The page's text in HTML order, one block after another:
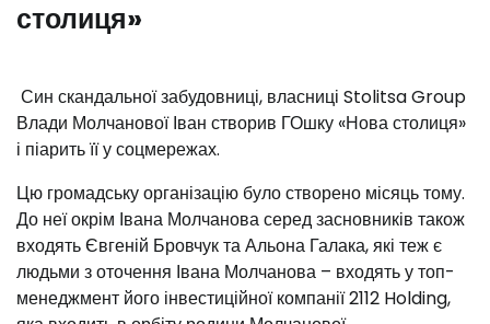
столиця»
️ Син скандальної забудовниці, власниці Stolitsa Group
Влади Молчанової Іван створив ГОшку «Нова столиця»
і піарить її у соцмережах.
Цю громадську організацію було створено місяць тому.
До неї окрім Івана Молчанова серед засновників також
входять Євгеній Бровчук та Альона Галака, які теж є
людьми з оточення Івана Молчанова – входять у топ-
менеджмент його інвестиційної компанії 2112 Holding,